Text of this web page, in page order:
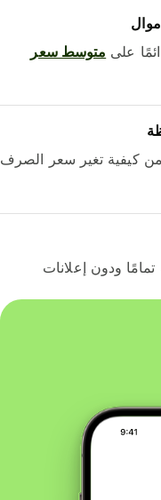
علىمتوسط ​​سعر
كيفية تغير سعر الصرف
ودون إعلانات